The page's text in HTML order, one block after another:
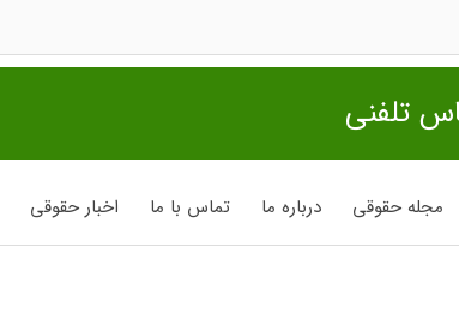
تلفنی
مجله حقوقی درباره ما تماس با ما اخبار حقوقی